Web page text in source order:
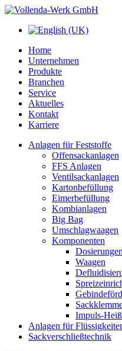
Home
Unternehmen
Produkte
Branchen
Service
Aktuelles
Kontakt
Karriere
Anlagen für Feststoffe
Offensackanlagen
FFS Anlagen
Ventilsackanlagen
Kartonbefüllung
Eimerbefüllung
Kombianlagen
Big Bag
Umschlagwaagen
Komponenten
Dosierungen
Waagen
Impuls-
Anlagen für
Sackverschließtechnik